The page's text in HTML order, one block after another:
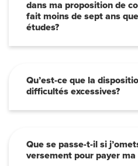
dans ma proposition de
fait moins de sept ans
études?
Qu’est-ce que la
difficultés excessives?
Que se passe-t-il si
versement pour payer ma